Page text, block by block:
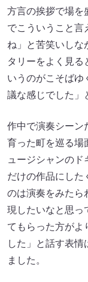
方言の挨拶で場を
でこういうこと言
ね」と苦笑いしな
タリーをよく見る
いうのがこそばゆ
議な感じでした」
作中で演奏シーン
育った町を巡る場
ュージシャンの
だけの作品にした
のは演奏をみたら
現したいなと思っ
てもらった方がよ
した」と話す表
ました。